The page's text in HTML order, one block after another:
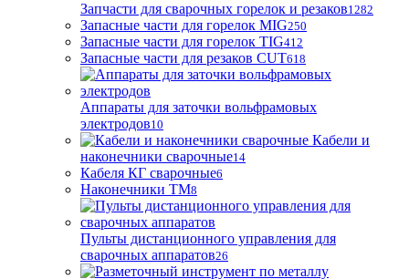
Запчасти для сварочных горелок и резаков1282
Запасные части для горелок MIG250
Запасные части для горелок TIG412
Запасные части для резаков CUT618
Аппараты для заточки вольфрамовых
электродов10
Кабели и
наконечники сварочные14
Кабеля КГ сварочные6
Наконечники ТМ8
Пульты дистанционного управления для
сварочных аппаратов26